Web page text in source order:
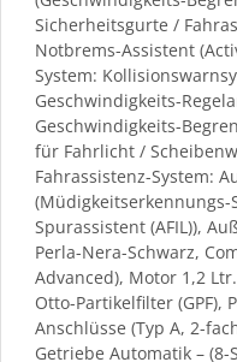
Sicherheitsgurte /
Notbrems-Assistent
System:
Geschwindigkeits-
Geschwindigkeits-
für Fahrlicht /
Fahrassistenz-System:
(Müdigkeitserkennungs-
Spurassistent (AFIL)),
Perla-Nera-Schwarz,
Advanced), Motor 1,2
Otto-Partikelfilter (GPF),
Anschlüsse (Typ A, 2-
Getriebe Automatik –